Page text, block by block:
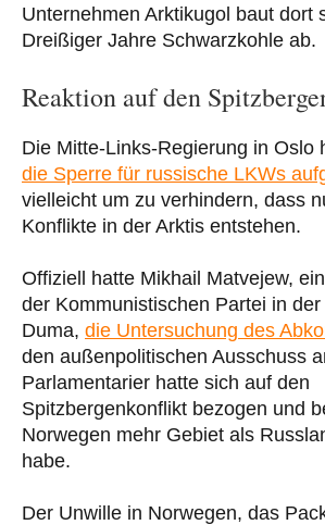
Unternehmen Arktikugol baut dort
Dreißiger Jahre Schwarzkohle ab.
Reaktion auf den
Die Mitte-Links-Regierung in Oslo
die Sperre für russische LKWs
vielleicht um zu verhindern, dass
Konflikte in der Arktis entstehen.
Offiziell hatte Mikhail Matvejew,
der Kommunistischen Partei in
Duma, die Untersuchung des
den außenpolitischen Ausschuss
Parlamentarier hatte sich auf den
Spitzbergenkonflikt bezogen und
Norwegen mehr Gebiet als
habe.
Der Unwille in Norwegen, das